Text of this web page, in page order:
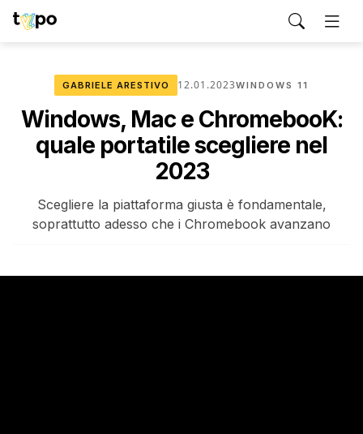
GABRIELE ARESTIVO 12.01.2023WINDOWS 11
Windows, Mac e ChromebooK:
quale portatile scegliere nel
2023
Scegliere la piattaforma giusta è fondamentale,
soprattutto adesso che i Chromebook avanzano